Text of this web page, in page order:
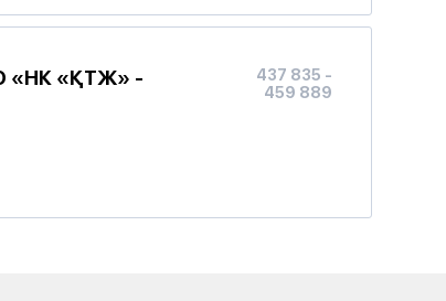
«НК «ҚТЖ» -
437 835 -
459 889